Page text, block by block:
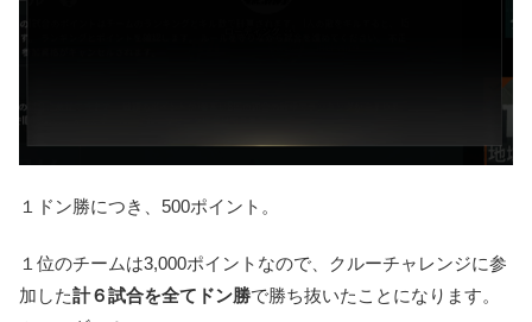
１ドン勝につき、500ポイント。
１位のチームは3,000ポイントなので、クルーチャレンジに参
加した計６試合を全てドン勝で勝ち抜いたことになります。